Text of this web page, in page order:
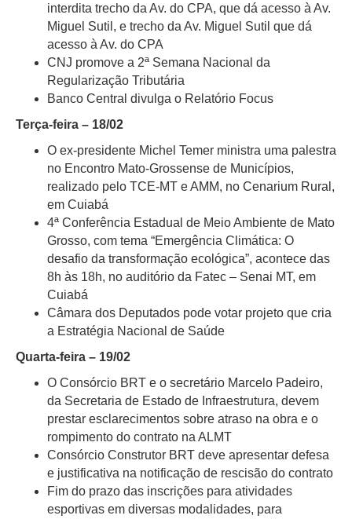
interdita trecho da Av. do CPA, que dá acesso à Av.
Miguel Sutil, e trecho da Av. Miguel Sutil que dá
acesso à Av. do CPA
CNJ promove a 2ª Semana Nacional da
Regularização Tributária
Banco Central divulga o Relatório Focus
Terça-feira – 18/02
O ex-presidente Michel Temer ministra uma palestra
no Encontro Mato-Grossense de Municípios,
realizado pelo TCE-MT e AMM, no Cenarium Rural,
em Cuiabá
4ª Conferência Estadual de Meio Ambiente de Mato
Grosso, com tema “Emergência Climática: O
desafio da transformação ecológica”, acontece das
8h às 18h, no auditório da Fatec – Senai MT, em
Cuiabá
Câmara dos Deputados pode votar projeto que cria
a Estratégia Nacional de Saúde
Quarta-feira – 19/02
O Consórcio BRT e o secretário Marcelo Padeiro,
da Secretaria de Estado de Infraestrutura, devem
prestar esclarecimentos sobre atraso na obra e o
rompimento do contrato na ALMT
Consórcio Construtor BRT deve apresentar defesa
e justificativa na notificação de rescisão do contrato
Fim do prazo das inscrições para atividades
esportivas em diversas modalidades, para